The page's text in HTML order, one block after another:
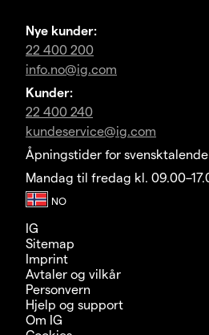
Nye kunder:
22 400 200
info.no@ig.com
Kunder:
22 400 240
kundeservice@ig.com
Åpningstider for
Mandag til fredag kl.
IG
Sitemap
Imprint
Avtaler og vilkår
Personvern
Hjelp og support
Om IG